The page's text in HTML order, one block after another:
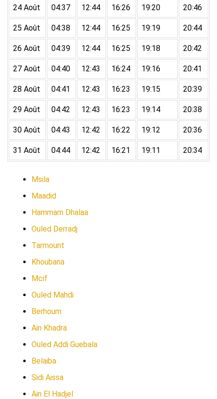
24 Août 04:37 12:44 16:26 19:20 20:46
25 Août 04:38 12:44 16:25 19:19 20:44
26 Août 04:39 12:44 16:25 19:18 20:42
27 Août 04:40 12:43 16:24 19:16 20:41
28 Août 04:41 12:43 16:23 19:15 20:39
29 Août 04:42 12:43 16:23 19:14 20:38
30 Août 04:43 12:42 16:22 19:12 20:36
31 Août 04:44 12:42 16:21 19:11 20:34
Msila
Maadid
Hammam Dhalaa
Ouled Derradj
Tarmount
Khoubana
Mcif
Ouled Mahdi
Berhoum
Ain Khadra
Ouled Addi Guebala
Belaiba
Sidi Aissa
Ain El Hadjel